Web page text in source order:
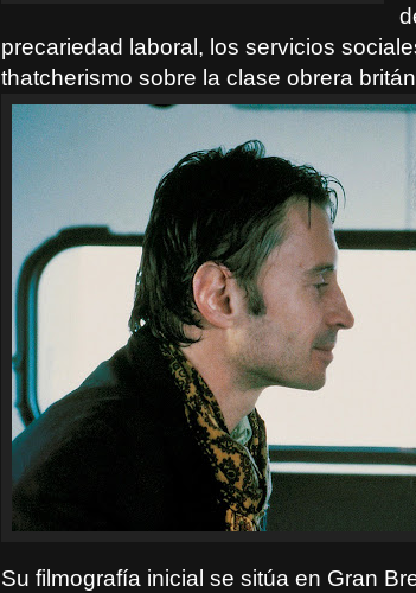
precariedad laboral, los servicios
thatcherismo sobre la clase obrera
Su filmografía inicial se sitúa en Gran